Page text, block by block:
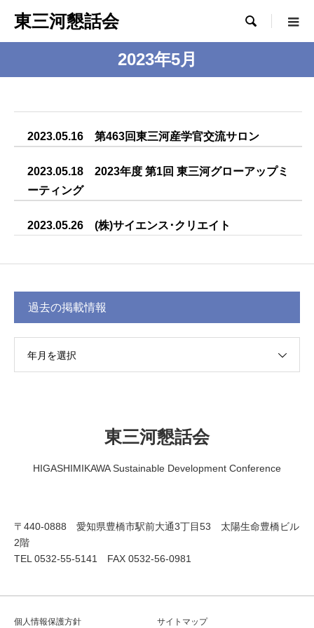
東三河懇話会 
2023年5月
2023.05.16 第463回東三河産学官交流サロン
2023.05.18 2023年度 第1回 東三河グローアップミ
ーティング
2023.05.26 (株)サイエンス･クリエイト
過去の掲載情報
年月を選択
東三河懇話会
HIGASHIMIKAWA Sustainable Development Conference
〒440-0888 愛知県豊橋市駅前大通3丁目53 太陽生命豊橋ビル
2階
TEL 0532-55-5141 FAX 0532-56-0981
個人情報保護方針 サイトマップ